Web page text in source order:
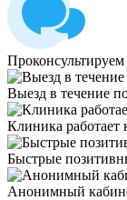
Проконсультируем
Выезд в течение
Клиника работает
Быстрые
Анонимный